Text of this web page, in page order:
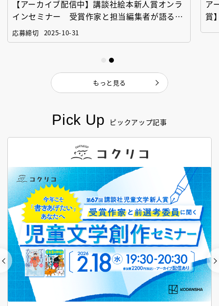
Pick Up ピックアップ記事
【アーカイブ配信中】講談社絵本新人賞オンラ
インセミナー 受賞作家と担当編集者が語る
「絵本創作実践講座」
応募締切 2025-10-31
ア
賞
もっと見る